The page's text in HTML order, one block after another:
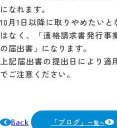
になれます。
10月1日以降に取りやめたい
はなく、「適格請求書発行事
の届出書」になります。
上記届出書の提出日により適
でご注意ください。
Back 「ブログ」 一覧へ